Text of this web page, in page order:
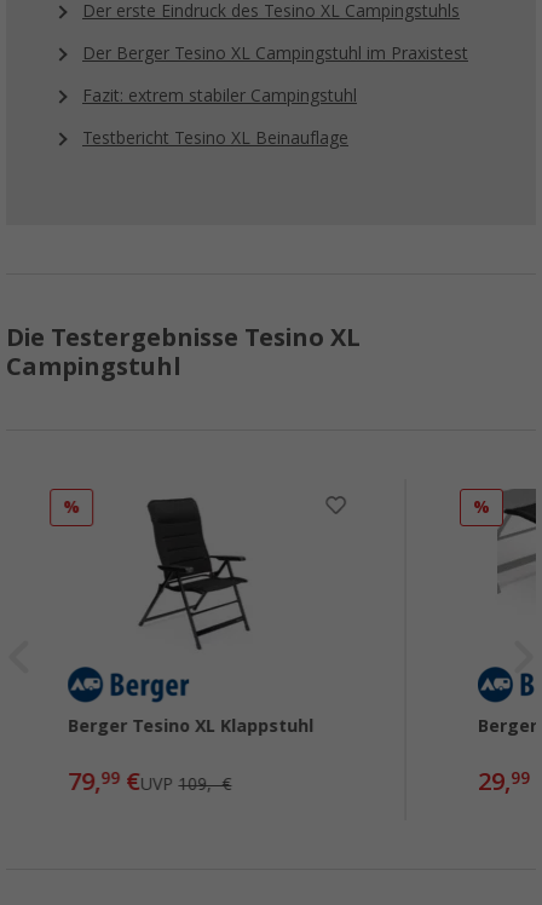
Der erste Eindruck des Tesino XL Campingstuhls
Der Berger Tesino XL Campingstuhl im Praxistest
Fazit: extrem stabiler Campingstuhl
Testbericht Tesino XL Beinauflage
Die Testergebnisse Tesino XL
Campingstuhl
%
Berger Tesino XL Klappstuhl
79,99 €UVP109,- €
%
Berger
29,99